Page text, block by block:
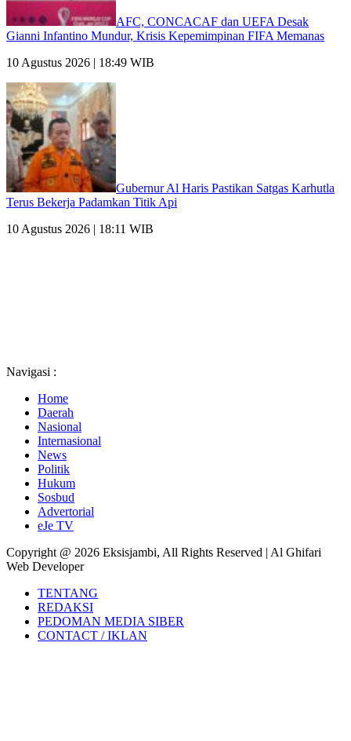
AFC, CONCACAF dan UEFA Desak
Gianni Infantino Mundur, Krisis Kepemimpinan FIFA Memanas
10 Agustus 2026 | 18:49 WIB
Gubernur Al Haris Pastikan Satgas Karhutla
Terus Bekerja Padamkan Titik Api
10 Agustus 2026 | 18:11 WIB
Navigasi :
Home
Daerah
Nasional
Internasional
News
Politik
Hukum
Sosbud
Advertorial
eJe TV
Copyright @ 2026 Eksisjambi, All Rights Reserved | Al Ghifari
Web Developer
TENTANG
REDAKSI
PEDOMAN MEDIA SIBER
CONTACT / IKLAN